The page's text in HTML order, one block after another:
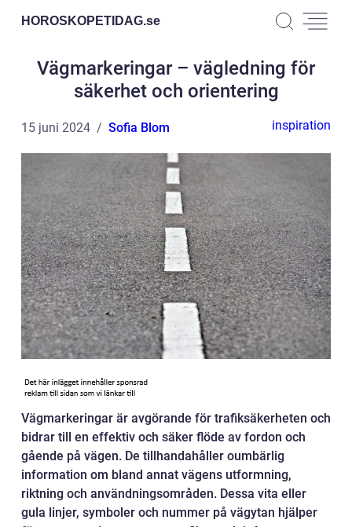
HOROSKOPETIDAG.se
Vägmarkeringar – vägledning för
säkerhet och orientering
15 juni 2024 Sofia Blom inspiration
Vägmarkeringar är avgörande för trafiksäkerheten och
bidrar till en effektiv och säker flöde av fordon och
gående på vägen. De tillhandahåller oumbärlig
information om bland annat vägens utformning,
riktning och användningsområden. Dessa vita eller
gula linjer, symboler och nummer på vägytan hjälper